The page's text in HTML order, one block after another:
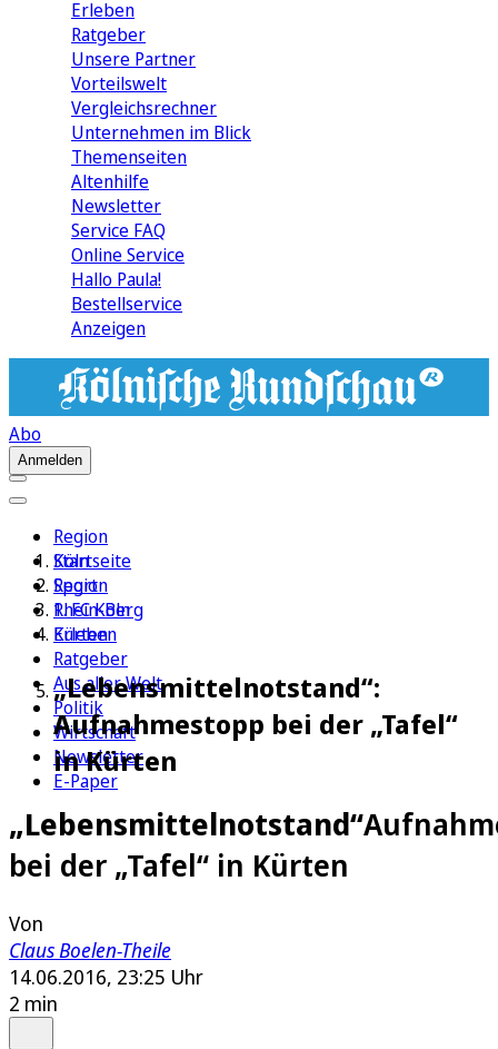
Erleben
Ratgeber
Unsere Partner
Vorteilswelt
Vergleichsrechner
Unternehmen im Blick
Themenseiten
Altenhilfe
Newsletter
Service FAQ
Online Service
Hallo Paula!
Bestellservice
Anzeigen
Abo
Anmelden
Region
Köln
Sport
1. FC Köln
Erleben
Ratgeber
Aus aller Welt
Politik
Wirtschaft
Newsletter
E-Paper
Startseite
Region
Rhein-Berg
Kürten
„Lebensmittelnotstand“:
Aufnahmestopp bei der „Tafel“
in Kürten
„Lebensmittelnotstand“
bei der „Tafel“ in Kürten
Von
Claus Boelen-Theile
14.06.2016, 23:25 Uhr
2 min